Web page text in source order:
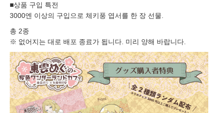
■상품 구입 특전
3000엔 이상의 구입으로 체키풍 엽서를 한 장 선물.
총 2종
※ 없어지는 대로 배포 종료가 됩니다. 미리 양해 바랍니다.